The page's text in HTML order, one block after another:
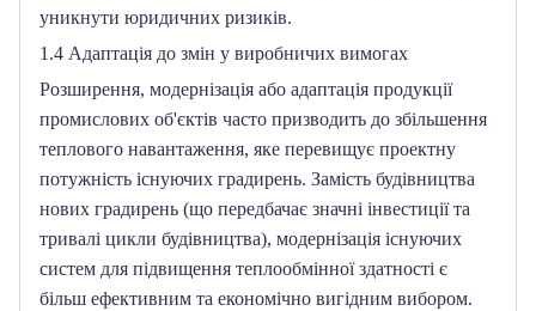
уникнути юридичних ризиків.
1.4 Адаптація до змін у виробничих вимогах
Розширення, модернізація або адаптація продукції
промислових об'єктів часто призводить до збільшення
теплового навантаження, яке перевищує проектну
потужність існуючих градирень. Замість будівництва
нових градирень (що передбачає значні інвестиції та
тривалі цикли будівництва), модернізація існуючих
систем для підвищення теплообмінної здатності є
більш ефективним та економічно вигідним вибором.